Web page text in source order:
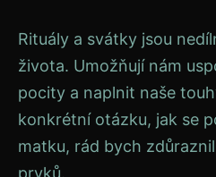
Rituály a svátky jsou
života. Umožňují nám
pocity a naplnit naše
konkrétní otázku, jak se
matku, rád bych
prvků.